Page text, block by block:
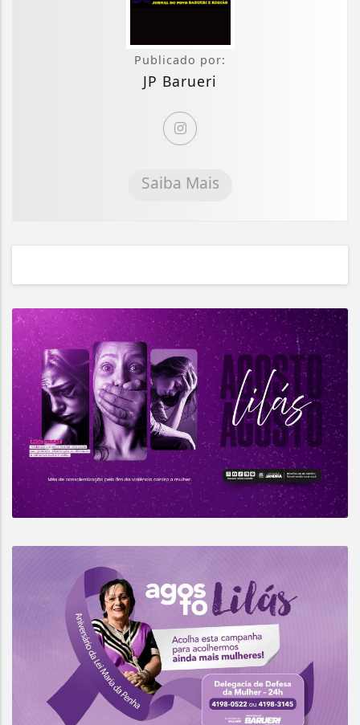
Publicado por:
JP Barueri
Saiba Mais